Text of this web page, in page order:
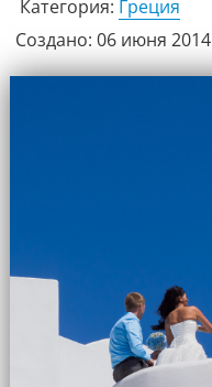
Категория: Греция
Создано: 06 июня 2014